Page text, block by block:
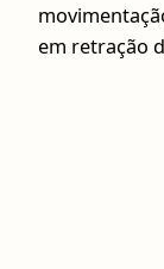
em retração